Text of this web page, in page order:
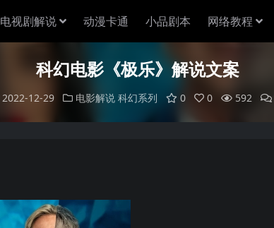
电视剧解说 动漫卡通 小品剧本 网络教程
科幻电影《极乐》解说文案
2022-12-29 电影解说 科幻系列 0 0 592